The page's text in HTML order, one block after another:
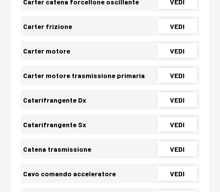
Carter frizione VEDI
Carter motore VEDI
Carter motore trasmissione primaria VEDI
Catarifrangente Dx VEDI
Catarifrangente Sx VEDI
Catena trasmissione VEDI
Cavo comando acceleratore VEDI